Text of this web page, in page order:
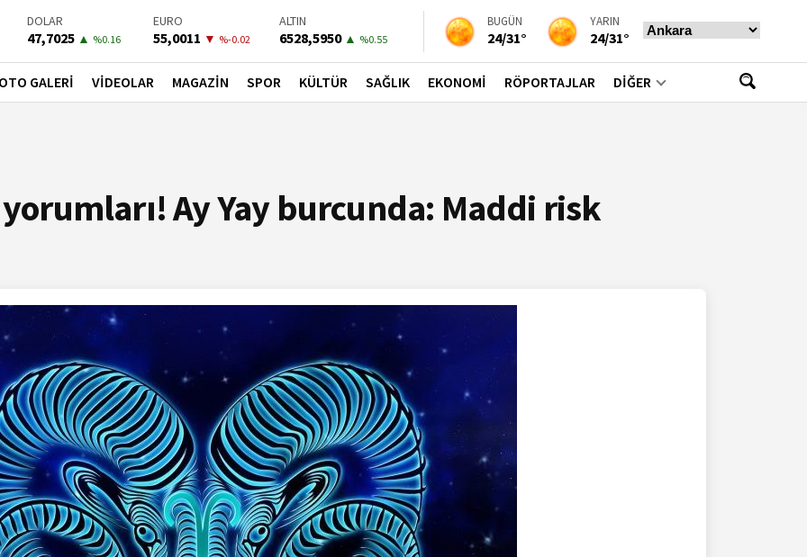
DOLAR
47,7025 ▲ %0.16
EURO
55,0011 ▼ %-0.02
ALTIN
6528,5950 ▲ %0.55
BIST-100
13798,82 ▼ %0
PETROL
82,5100▼ %-0.33
BONO
41,5300 ▼ %-0.02
BUGÜN
24/31°
YARIN
24/31°
GALERİ VİDEOLAR MAGAZİN SPOR KÜLTÜR SAĞLIK EKONOMİ RÖPORTAJLAR DİĞER
Ay Yay burcunda: Maddi risk